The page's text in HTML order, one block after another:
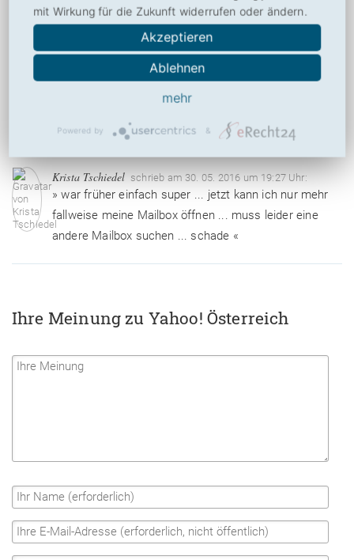
1 Meinung zu Yahoo! Österreich
Krista Tschiedel schrieb am 30. 05. 2016 um 19:27 Uhr:
» war früher einfach super ... jetzt kann ich nur mehr
fallweise meine Mailbox öffnen ... muss leider eine
andere Mailbox suchen ... schade «
Ihre Meinung zu Yahoo! Österreich
mit Wirkung für die Zukunft widerrufen oder ändern.
Akzeptieren
Ablehnen
mehr
Powered by &